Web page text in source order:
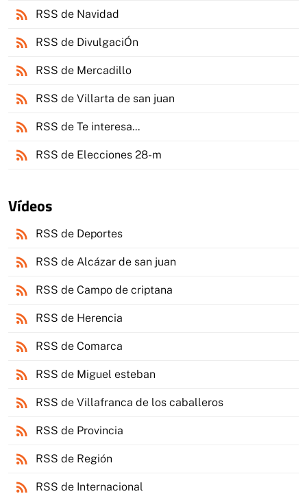
rss_feed RSS de Navidad
rss_feed RSS de DivulgaciÓn
rss_feed RSS de Mercadillo
rss_feed RSS de Villarta de san juan
rss_feed RSS de Te interesa...
rss_feed RSS de Elecciones 28-m
Vídeos
rss_feed RSS de Deportes
rss_feed RSS de Alcázar de san juan
rss_feed RSS de Campo de criptana
rss_feed RSS de Herencia
rss_feed RSS de Comarca
rss_feed RSS de Miguel esteban
rss_feed RSS de Villafranca de los caballeros
rss_feed RSS de Provincia
rss_feed RSS de Región
rss_feed RSS de Internacional